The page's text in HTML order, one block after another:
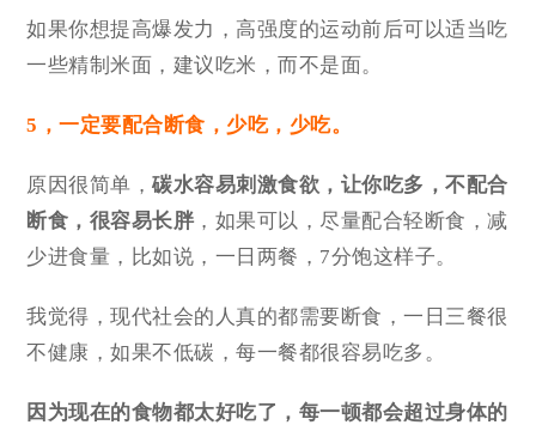
如果你想提高爆发力，高强度的运动前后可以适当吃
一些精制米面，建议吃米，而不是面。
5，一定要配合断食，少吃，少吃。
原因很简单，碳水容易刺激食欲，让你吃多，不配合
断食，很容易长胖，如果可以，尽量配合轻断食，减
少进食量，比如说，一日两餐，7分饱这样子。
我觉得，现代社会的人真的都需要断食，一日三餐很
不健康，如果不低碳，每一餐都很容易吃多。
因为现在的食物都太好吃了，每一顿都会超过身体的